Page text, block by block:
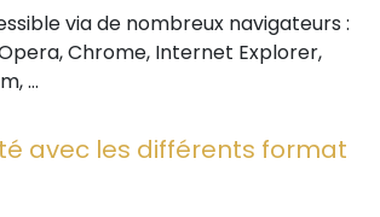
via de nombreux navigateurs :
Chrome, Internet Explorer,
...
avec les différents format